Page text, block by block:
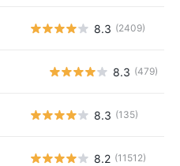
8.3 (2409)
8.3 (479)
8.3 (135)
8.2 (11512)